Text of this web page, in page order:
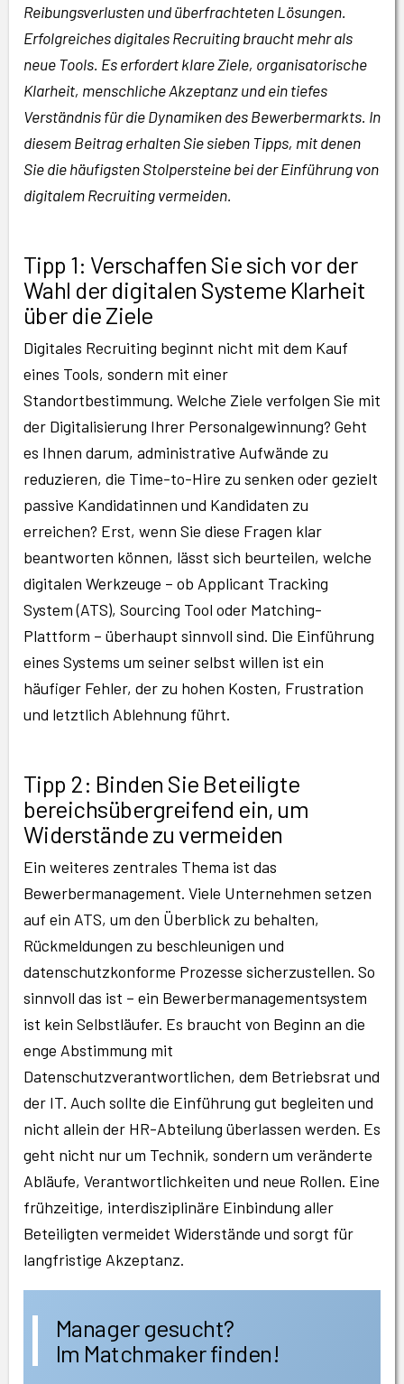
Reibungsverlusten und überfrachteten Lösungen.
Erfolgreiches digitales Recruiting braucht mehr als
neue Tools. Es erfordert klare Ziele, organisatorische
Klarheit, menschliche Akzeptanz und ein tiefes
Verständnis für die Dynamiken des Bewerbermarkts. In
diesem Beitrag erhalten Sie sieben Tipps, mit denen
Sie die häufigsten Stolpersteine bei der Einführung von
digitalem Recruiting vermeiden.
Tipp 1: Verschaffen Sie sich vor der
Wahl der digitalen Systeme Klarheit
über die Ziele
Digitales Recruiting beginnt nicht mit dem Kauf
eines Tools, sondern mit einer
Standortbestimmung. Welche Ziele verfolgen Sie mit
der Digitalisierung Ihrer Personalgewinnung? Geht
es Ihnen darum, administrative Aufwände zu
reduzieren, die Time-to-Hire zu senken oder gezielt
passive Kandidatinnen und Kandidaten zu
erreichen? Erst, wenn Sie diese Fragen klar
beantworten können, lässt sich beurteilen, welche
digitalen Werkzeuge – ob Applicant Tracking
System (ATS), Sourcing Tool oder Matching-
Plattform – überhaupt sinnvoll sind. Die Einführung
eines Systems um seiner selbst willen ist ein
häufiger Fehler, der zu hohen Kosten, Frustration
und letztlich Ablehnung führt.
Tipp 2: Binden Sie Beteiligte
bereichsübergreifend ein, um
Widerstände zu vermeiden
Ein weiteres zentrales Thema ist das
Bewerbermanagement. Viele Unternehmen setzen
auf ein ATS, um den Überblick zu behalten,
Rückmeldungen zu beschleunigen und
datenschutzkonforme Prozesse sicherzustellen. So
sinnvoll das ist – ein Bewerbermanagementsystem
ist kein Selbstläufer. Es braucht von Beginn an die
enge Abstimmung mit
Datenschutzverantwortlichen, dem Betriebsrat und
der IT. Auch sollte die Einführung gut begleiten und
nicht allein der HR-Abteilung überlassen werden. Es
geht nicht nur um Technik, sondern um veränderte
Abläufe, Verantwortlichkeiten und neue Rollen. Eine
frühzeitige, interdisziplinäre Einbindung aller
Beteiligten vermeidet Widerstände und sorgt für
langfristige Akzeptanz.
Manager gesucht?
Im Matchmaker finden!